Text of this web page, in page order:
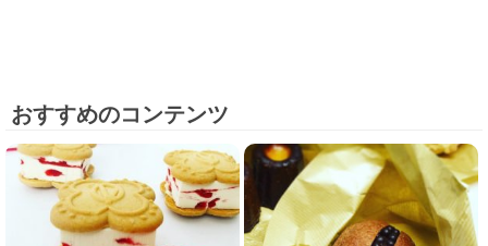
おすすめのコンテンツ